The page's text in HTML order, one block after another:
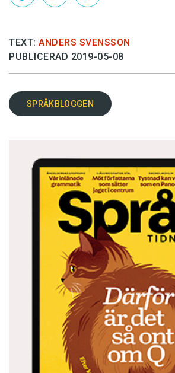
TEXT: ANDERS SVENSSON
PUBLICERAD 2019-05-08
SPRÅKBLOGGEN